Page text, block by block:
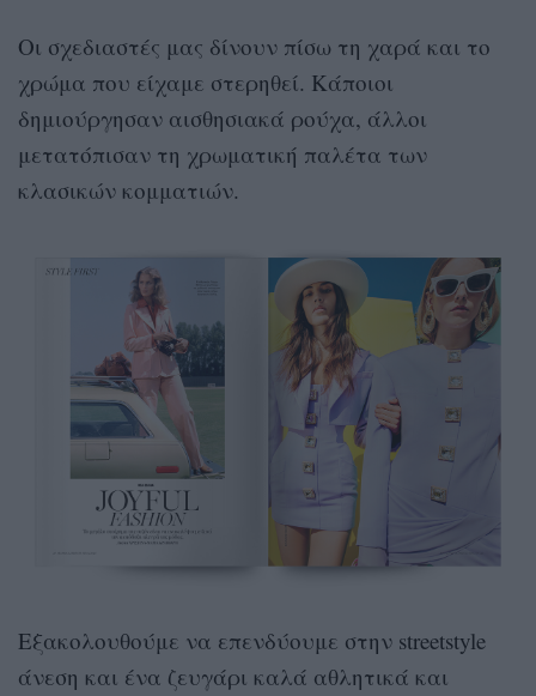
Οι σχεδιαστές μας δίνουν πίσω τη χαρά και το
χρώμα που είχαμε στερηθεί. Κάποιοι
δημιούργησαν αισθησιακά ρούχα, άλλοι
μετατόπισαν τη χρωματική παλέτα των
κλασικών κομματιών.
Εξακολουθούμε να επενδύουμε στην streetstyle
άνεση και ένα ζευγάρι καλά αθλητικά και